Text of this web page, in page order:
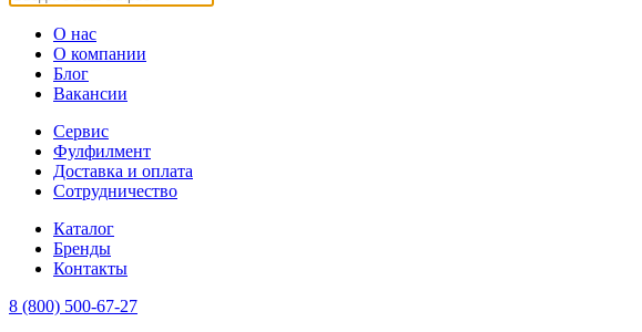
О нас
О компании
Блог
Вакансии
Сервис
Фулфилмент
Доставка и оплата
Сотрудничество
Каталог
Бренды
Контакты
8 (800) 500-67-27